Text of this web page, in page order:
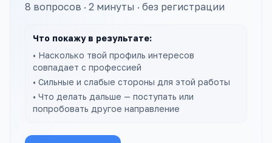
8 вопросов · 2 минуты · без регистрации
Что покажу в результате:
• Насколько твой профиль интересов
совпадает с профессией
• Сильные и слабые стороны для этой работы
• Что делать дальше — поступать или
попробовать другое направление